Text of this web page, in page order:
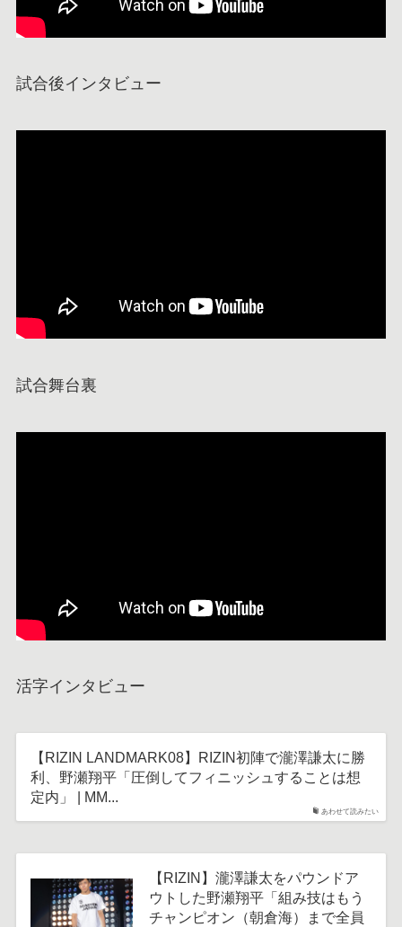
試合後インタビュー
試合舞台裏
活字インタビュー
あわせて読みたい
【RIZIN LANDMARK08】RIZIN初陣で瀧澤謙太に勝
利、野瀬翔平「圧倒してフィニッシュすることは想
定内」 | MM...
【RIZIN】瀧澤謙太をパウンドア
ウトした野瀬翔平「組み技はもう
チャンピオン（朝倉海）まで全員